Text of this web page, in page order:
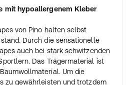
mit hypoallergenem Kleber
von Pino halten selbst
Durch die sensationelle
auch bei stark schwitzenden
Das Trägermaterial ist
Um die
zu gewährleisten und trotzdem